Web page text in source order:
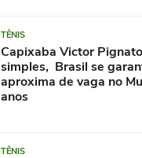
TÊNIS
Capixaba Victor
simples, Brasil se
aproxima de vaga no
anos
TÊNIS